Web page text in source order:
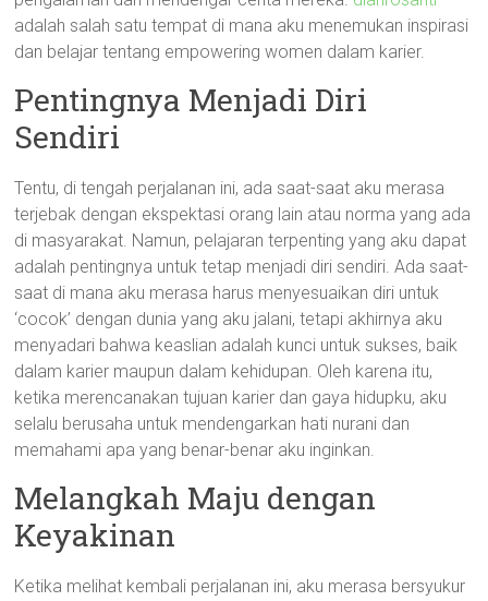
adalah salah satu tempat di mana aku menemukan inspirasi
dan belajar tentang empowering women dalam karier.
Pentingnya Menjadi Diri
Sendiri
Tentu, di tengah perjalanan ini, ada saat-saat aku merasa
terjebak dengan ekspektasi orang lain atau norma yang ada
di masyarakat. Namun, pelajaran terpenting yang aku dapat
adalah pentingnya untuk tetap menjadi diri sendiri. Ada saat-
saat di mana aku merasa harus menyesuaikan diri untuk
‘cocok’ dengan dunia yang aku jalani, tetapi akhirnya aku
menyadari bahwa keaslian adalah kunci untuk sukses, baik
dalam karier maupun dalam kehidupan. Oleh karena itu,
ketika merencanakan tujuan karier dan gaya hidupku, aku
selalu berusaha untuk mendengarkan hati nurani dan
memahami apa yang benar-benar aku inginkan.
Melangkah Maju dengan
Keyakinan
Ketika melihat kembali perjalanan ini, aku merasa bersyukur